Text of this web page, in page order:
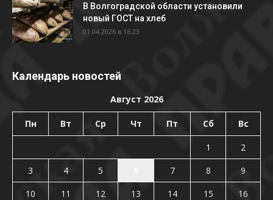
В Волгоградской области установили
новый ГОСТ на хлеб
01.04.2026 в 16:23
Календарь новостей
Август 2026
Пн Вт Ср Чт Пт Сб Вс
1
2
3
4 5 7 8
9
10
11 12 13 14 15
16